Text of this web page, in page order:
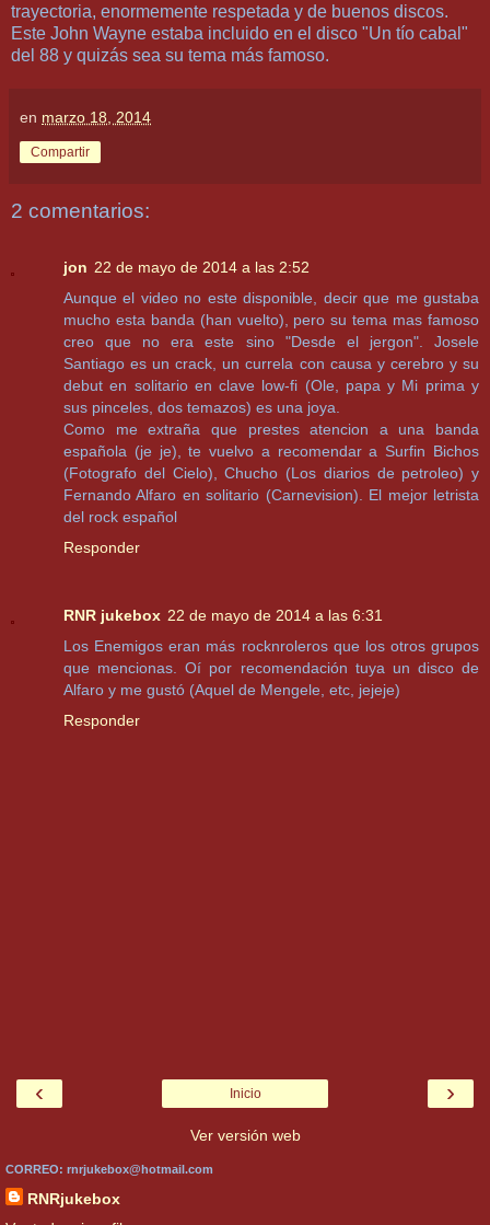
trayectoria, enormemente respetada y de buenos discos.
Este John Wayne estaba incluido en el disco "Un tío cabal"
del 88 y quizás sea su tema más famoso.
en marzo 18, 2014
Compartir
2 comentarios:
jon 22 de mayo de 2014 a las 2:52
Aunque el video no este disponible, decir que me gustaba
mucho esta banda (han vuelto), pero su tema mas famoso
creo que no era este sino "Desde el jergon". Josele
Santiago es un crack, un currela con causa y cerebro y su
debut en solitario en clave low-fi (Ole, papa y Mi prima y
sus pinceles, dos temazos) es una joya.
Como me extraña que prestes atencion a una banda
española (je je), te vuelvo a recomendar a Surfin Bichos
(Fotografo del Cielo), Chucho (Los diarios de petroleo) y
Fernando Alfaro en solitario (Carnevision). El mejor letrista
del rock español
Responder
RNR jukebox 22 de mayo de 2014 a las 6:31
Los Enemigos eran más rocknroleros que los otros grupos
que mencionas. Oí por recomendación tuya un disco de
Alfaro y me gustó (Aquel de Mengele, etc, jejeje)
Responder
‹ ›
Inicio
Ver versión web
CORREO: rnrjukebox@hotmail.com
RNRjukebox